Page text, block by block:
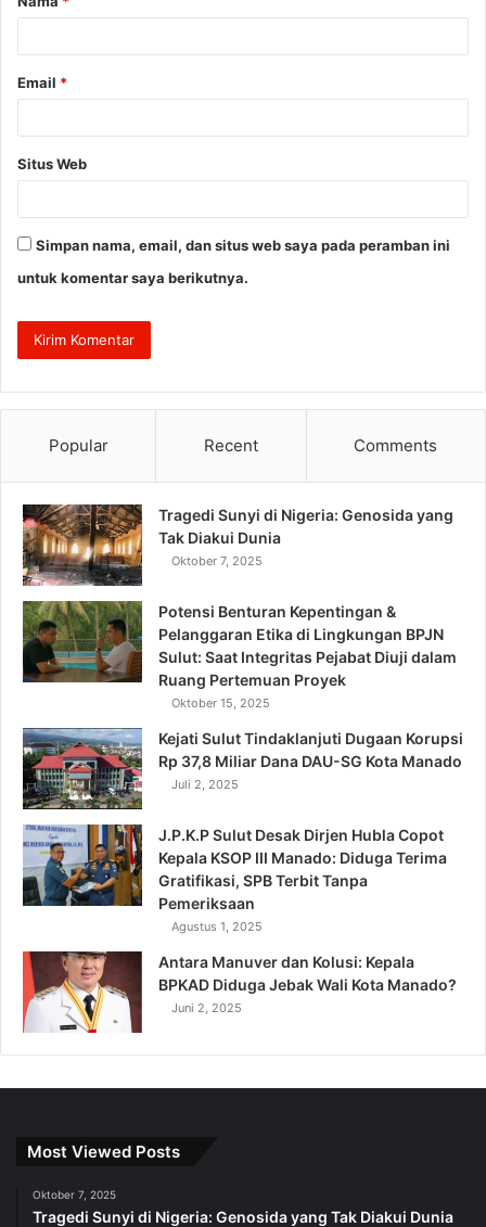
r
Email *
Situs Web
Simpan nama, email, dan situs web saya pada peramban ini
untuk komentar saya berikutnya.
Popular Recent Comments
Tragedi Sunyi di Nigeria: Genosida yang
Tak Diakui Dunia
Oktober 7, 2025
Potensi Benturan Kepentingan &
Pelanggaran Etika di Lingkungan BPJN
Sulut: Saat Integritas Pejabat Diuji dalam
Ruang Pertemuan Proyek
Oktober 15, 2025
Kejati Sulut Tindaklanjuti Dugaan Korupsi
Rp 37,8 Miliar Dana DAU-SG Kota Manado
Juli 2, 2025
J.P.K.P Sulut Desak Dirjen Hubla Copot
Kepala KSOP III Manado: Diduga Terima
Gratifikasi, SPB Terbit Tanpa
Pemeriksaan
Agustus 1, 2025
Antara Manuver dan Kolusi: Kepala
BPKAD Diduga Jebak Wali Kota Manado?
Juni 2, 2025
Most Viewed Posts
Oktober 7, 2025
Tragedi Sunyi di Nigeria: Genosida yang Tak Diakui Dunia